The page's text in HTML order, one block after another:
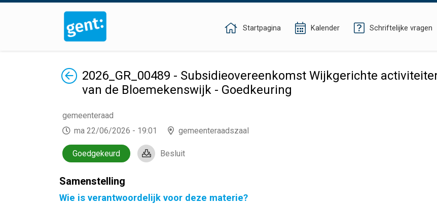
Startpagina Kalender Schriftelijke vragen
Terug2026_GR_00489 - Subsidieovereenkomst Wijkgerichte
van de Bloemekenswijk - Goedkeuring
gemeenteraad
ma 22/06/2026 - 19:01
gemeenteraadszaal
Goedgekeurd Besluit
Samenstelling
Wie is verantwoordelijk voor deze materie?